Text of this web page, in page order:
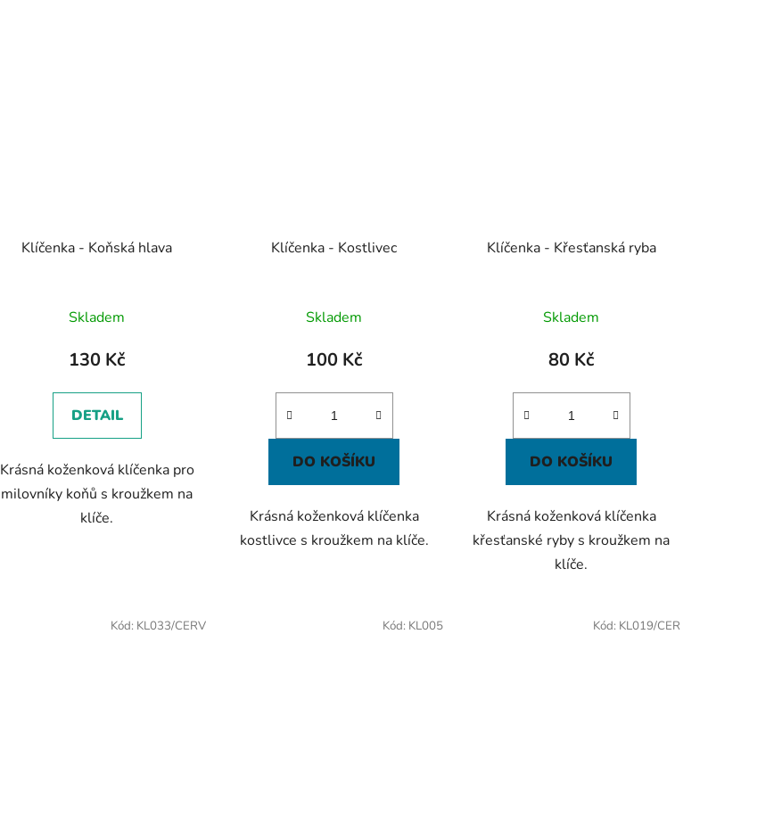
Klíčenka - Koňská hlava
Skladem
130 Kč
DETAIL
Krásná koženková klíčenka pro
milovníky koňů s kroužkem na
klíče.
Klíčenka - Kostlivec
Skladem
100 Kč
DO KOŠÍKU
Krásná koženková klíčenka
kostlivce s kroužkem na klíče.
Klíčenka - Křesťanská ryba
Skladem
80 Kč
DO KOŠÍKU
Krásná koženková klíčenka
křesťanské ryby s kroužkem na
klíče.
Kód: KL033/CERV Kód: KL005 Kód: KL019/CER